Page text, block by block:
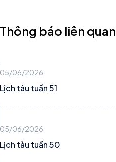
Thông báo liên quan
05/06/2026
Lịch tàu tuần 51
05/06/2026
Lịch tàu tuần 50